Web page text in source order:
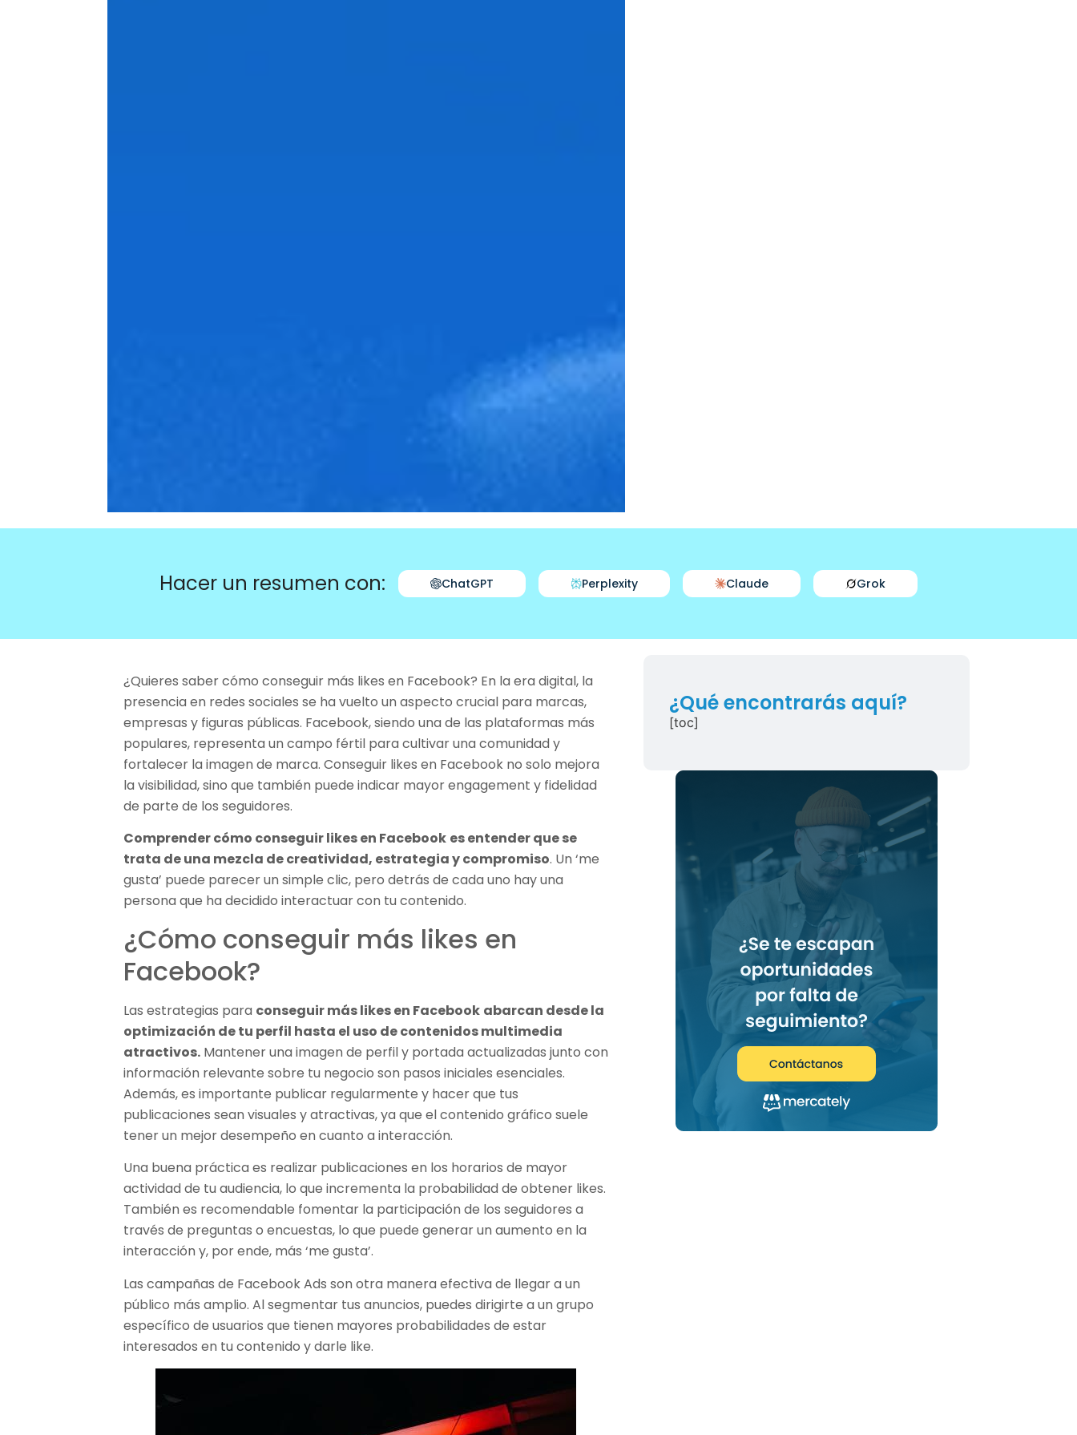
Hacer un resumen con: ChatGPT Perplexity Claude Grok
¿Quieres saber cómo conseguir más likes en Facebook? En la era digital, la
presencia en redes sociales se ha vuelto un aspecto crucial para marcas,
empresas y figuras públicas. Facebook, siendo una de las plataformas más
populares, representa un campo fértil para cultivar una comunidad y
fortalecer la imagen de marca. Conseguir likes en Facebook no solo mejora
la visibilidad, sino que también puede indicar mayor engagement y fidelidad
de parte de los seguidores.
Comprender cómo conseguir likes en Facebook es entender que se
trata de una mezcla de creatividad, estrategia y compromiso. Un ‘me
gusta’ puede parecer un simple clic, pero detrás de cada uno hay una
persona que ha decidido interactuar con tu contenido.
¿Cómo conseguir más likes en
Facebook?
Las estrategias para conseguir más likes en Facebook abarcan desde la
optimización de tu perfil hasta el uso de contenidos multimedia
atractivos. Mantener una imagen de perfil y portada actualizadas junto con
información relevante sobre tu negocio son pasos iniciales esenciales.
Además, es importante publicar regularmente y hacer que tus
publicaciones sean visuales y atractivas, ya que el contenido gráfico suele
tener un mejor desempeño en cuanto a interacción.
Una buena práctica es realizar publicaciones en los horarios de mayor
actividad de tu audiencia, lo que incrementa la probabilidad de obtener likes.
También es recomendable fomentar la participación de los seguidores a
través de preguntas o encuestas, lo que puede generar un aumento en la
interacción y, por ende, más ‘me gusta’.
Las campañas de Facebook Ads son otra manera efectiva de llegar a un
público más amplio. Al segmentar tus anuncios, puedes dirigirte a un grupo
específico de usuarios que tienen mayores probabilidades de estar
interesados en tu contenido y darle like.
¿Qué encontrarás aquí?
[toc]